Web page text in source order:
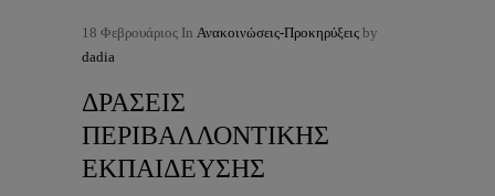
18 Φεβρουάριος In Ανακοινώσεις-Προκηρύξεις by
dadia
ΔΡΑΣΕΙΣ
ΠΕΡΙΒΑΛΛΟΝΤΙΚΗΣ
ΕΚΠΑΙΔΕΥΣΗΣ